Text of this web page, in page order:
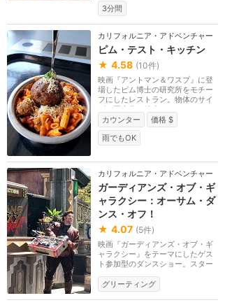
3分間
カリフォルニア・アドベンチャー
ピム・テスト・キッチン
★ 4.58 (10件)
映画『アントマン＆ワスプ』に登
場したピム博士の研究所をモチー
フにしたレストラン。物体のサイ
ズを巨大化・縮小...
カウンター
価格 $
雨でもOK
カリフォルニア・アドベンチャー
ガーディアンズ・オブ・ギ
ャラクシー：オーサム・ダ
ンス・オフ！
★ 4.07 (5件)
映画『ガーディアンズ・オブ・ギ
ャラクシー』をテーマにしたゲス
ト参加型のダンスショー。スター
グリーティング